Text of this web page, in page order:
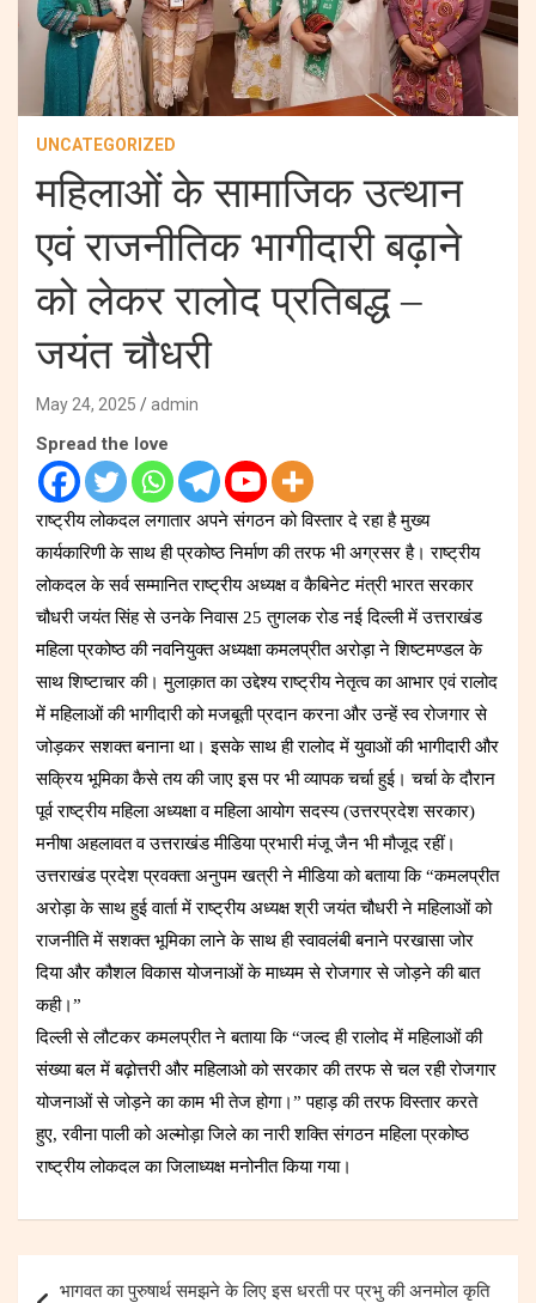
UNCATEGORIZED
महिलाओं के सामाजिक उत्थान
एवं राजनीतिक भागीदारी बढ़ाने
को लेकर रालोद प्रतिबद्ध –
जयंत चौधरी
May 24, 2025 admin
Spread the love
राष्ट्रीय लोकदल लगातार अपने संगठन को विस्तार दे रहा है मुख्य
कार्यकारिणी के साथ ही प्रकोष्ठ निर्माण की तरफ भी अग्रसर है। राष्ट्रीय
लोकदल के सर्व सम्मानित राष्ट्रीय अध्यक्ष व कैबिनेट मंत्री भारत सरकार
चौधरी जयंत सिंह से उनके निवास 25 तुगलक रोड नई दिल्ली में उत्तराखंड
महिला प्रकोष्ठ की नवनियुक्त अध्यक्षा कमलप्रीत अरोड़ा ने शिष्टमण्डल के
साथ शिष्टाचार की। मुलाक़ात का उद्देश्य राष्ट्रीय नेतृत्व का आभार एवं रालोद
में महिलाओं की भागीदारी को मजबूती प्रदान करना और उन्हें स्व रोजगार से
जोड़कर सशक्त बनाना था। इसके साथ ही रालोद में युवाओं की भागीदारी और
सक्रिय भूमिका कैसे तय की जाए इस पर भी व्यापक चर्चा हुई। चर्चा के दौरान
पूर्व राष्ट्रीय महिला अध्यक्षा व महिला आयोग सदस्य (उत्तरप्रदेश सरकार)
मनीषा अहलावत व उत्तराखंड मीडिया प्रभारी मंजू जैन भी मौजूद रहीं।
उत्तराखंड प्रदेश प्रवक्ता अनुपम खत्री ने मीडिया को बताया कि “कमलप्रीत
अरोड़ा के साथ हुई वार्ता में राष्ट्रीय अध्यक्ष श्री जयंत चौधरी ने महिलाओं को
राजनीति में सशक्त भूमिका लाने के साथ ही स्वावलंबी बनाने परखासा जोर
दिया और कौशल विकास योजनाओं के माध्यम से रोजगार से जोड़ने की बात
कही।”
दिल्ली से लौटकर कमलप्रीत ने बताया कि “जल्द ही रालोद में महिलाओं की
संख्या बल में बढ़ोत्तरी और महिलाओ को सरकार की तरफ से चल रही रोजगार
योजनाओं से जोड़ने का काम भी तेज होगा।” पहाड़ की तरफ विस्तार करते
हुए, रवीना पाली को अल्मोड़ा जिले का नारी शक्ति संगठन महिला प्रकोष्ठ
राष्ट्रीय लोकदल का जिलाध्यक्ष मनोनीत किया गया।
भागवत का पुरुषार्थ समझने के लिए इस धरती पर प्रभु की अनमोल कृति